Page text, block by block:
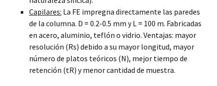
Capilares: La FE impregna directamente las paredes
de la columna. D = 0.2-0.5 mm y L = 100 m. Fabricadas
en acero, aluminio, teflón o vidrio. Ventajas: mayor
resolución (Rs) debido a su mayor longitud, mayor
número de platos teóricos (N), mejor tiempo de
retención (tR) y menor cantidad de muestra.